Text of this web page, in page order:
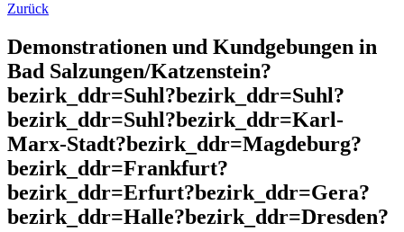
Zurück
Demonstrationen und Kundgebungen in
Bad Salzungen/Katzenstein?
bezirk_ddr=Suhl?bezirk_ddr=Suhl?
bezirk_ddr=Suhl?bezirk_ddr=Karl-
Marx-Stadt?bezirk_ddr=Magdeburg?
bezirk_ddr=Frankfurt?
bezirk_ddr=Erfurt?bezirk_ddr=Gera?
bezirk_ddr=Halle?bezirk_ddr=Dresden?